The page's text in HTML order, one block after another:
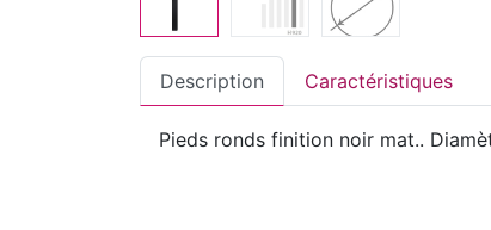
Description Caractéristiques
Pieds ronds finition noir mat..